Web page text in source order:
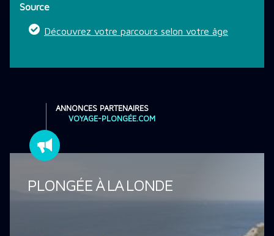
Source
Découvrez votre parcours selon votre âge
ANNONCES PARTENAIRES
VOYAGE-PLONGÉE.COM
PLONGÉE À LA LONDE